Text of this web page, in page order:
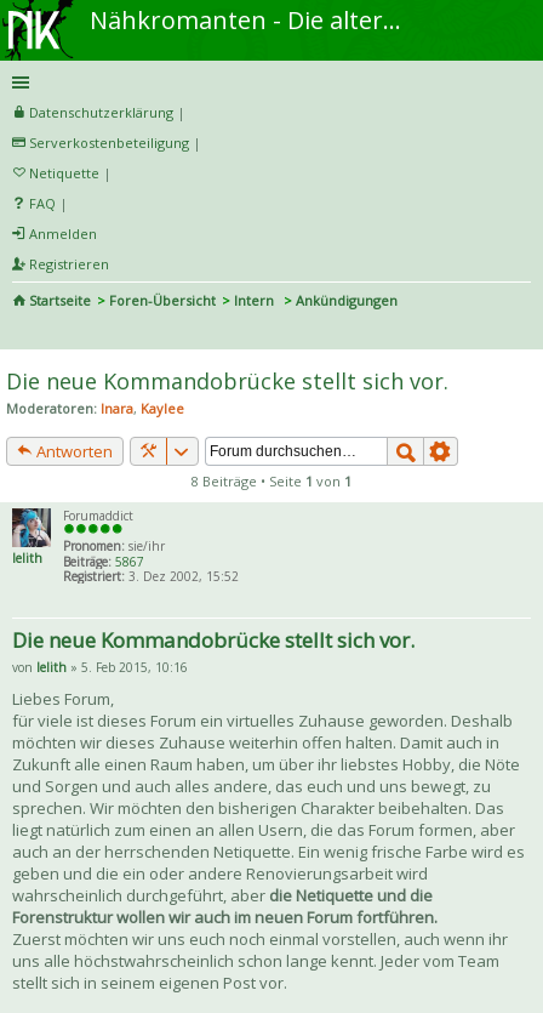
Nähkromanten - Die alternative Näh- und DIY-Community
Datenschutzerklärung |
Serverkostenbeteiligung |
Netiquette |
FAQ |
Anmelden
Registrieren
Startseite
Foren-Übersicht Intern
Ankündigungen
he
Die neue Kommandobrücke stellt sich vor.
Moderatoren: Inara, Kaylee
Antworten
8 Beiträge • Seite 1 von 1
lelith
Forumaddict
Pronomen: sie/ihr
Beiträge: 5867
Registriert: 3. Dez 2002, 15:52
Die neue Kommandobrücke stellt sich vor.
von lelith » 5. Feb 2015, 10:16
Liebes Forum,
für viele ist dieses Forum ein virtuelles Zuhause geworden. Deshalb
möchten wir dieses Zuhause weiterhin offen halten. Damit auch in
Zukunft alle einen Raum haben, um über ihr liebstes Hobby, die Nöte
und Sorgen und auch alles andere, das euch und uns bewegt, zu
sprechen. Wir möchten den bisherigen Charakter beibehalten. Das
liegt natürlich zum einen an allen Usern, die das Forum formen, aber
auch an der herrschenden Netiquette. Ein wenig frische Farbe wird es
geben und die ein oder andere Renovierungsarbeit wird
wahrscheinlich durchgeführt, aber die Netiquette und die
Forenstruktur wollen wir auch im neuen Forum fortführen.
Zuerst möchten wir uns euch noch einmal vorstellen, auch wenn ihr
uns alle höchstwahrscheinlich schon lange kennt. Jeder vom Team
stellt sich in seinem eigenen Post vor.